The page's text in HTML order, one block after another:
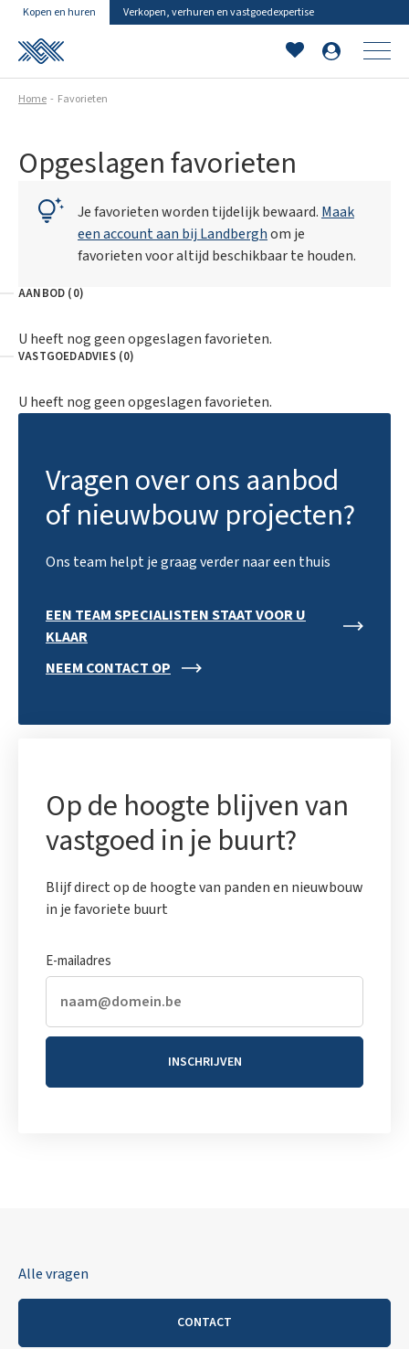
Kopen en huren Verkopen, verhuren en vastgoedexpertise
Home Favorieten
Opgeslagen favorieten
Je favorieten worden tijdelijk bewaard. Maak
een account aan bij Landberghom je
favorieten voor altijd beschikbaar te houden.
AANBOD (0)
U heeft nog geen opgeslagen favorieten.
VASTGOEDADVIES (0)
U heeft nog geen opgeslagen favorieten.
Vragen over ons aanbod
of nieuwbouw projecten?
Ons team helpt je graag verder naar een thuis
EEN TEAM SPECIALISTEN STAAT VOOR U
KLAAR
NEEM CONTACT OP
Op de hoogte blijven van
vastgoed in je buurt?
Blijf direct op de hoogte van panden en nieuwbouw
in je favoriete buurt
E-mailadres
INSCHRIJVEN
Alle vragen
CONTACT